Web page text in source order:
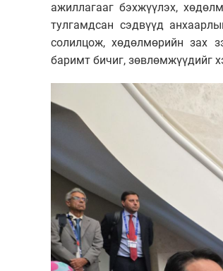
ажиллагааг бэхжүүлэх,
тулгамдсан сэдвүүд
солилцож, хөдөлмөрийн зах
баримт бичиг, зөвлөмжүүдийг